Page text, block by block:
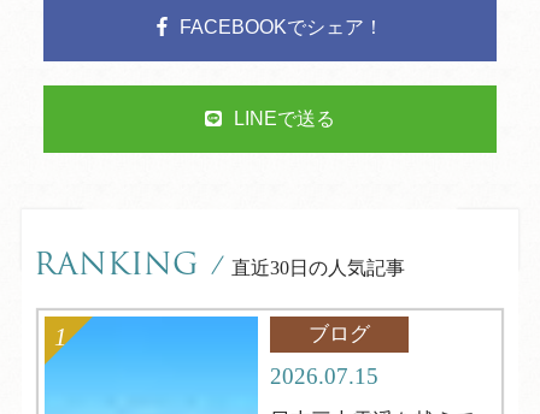
FACEBOOKでシェア！
LINEで送る
RANKING / 直近30日の人気記事
ブログ
2026.07.15